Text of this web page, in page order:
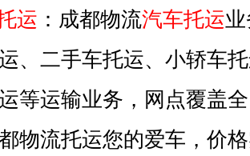
运 ：成都物流汽车托运
、二手车托运、小轿车
等运输业务，网点覆盖
物流托运您的爱车，价